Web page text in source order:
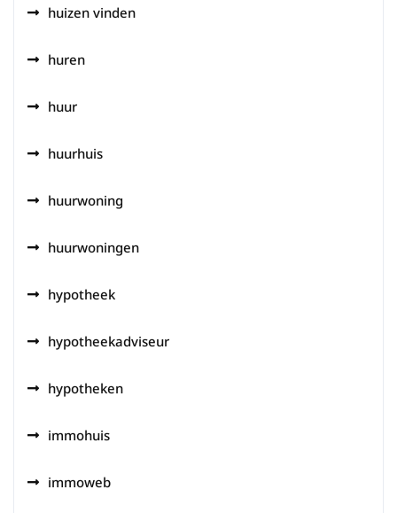
huizen vinden
huren
huur
huurhuis
huurwoning
huurwoningen
hypotheek
hypotheekadviseur
hypotheken
immohuis
immoweb